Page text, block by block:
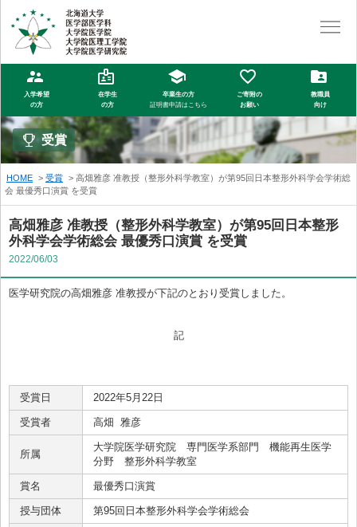
入学希望
の方
在学生
の方
卒業生の方
証明書申請はこちら
ご寄附の
お願い
教職員
向け
受賞
HOME 受賞
高畑雅彦 准教授（整形外科学教室）が第95回日本整形外科学会学術総
会 最優秀口演賞 を受賞
高畑雅彦 准教授（整形外科学教室）が第95回日本整形
外科学会学術総会 最優秀口演賞 を受賞
2022/06/03
医学研究院の高畑雅彦 准教授が下記のとおり受賞しました。
記
受賞日 2022年5月22日
受賞者 高畑 雅彦
所属
大学院医学研究院 専門医学系部門 機能再生医学
分野 整形外科学教室
賞名 最優秀口演賞
授与団体 第95回日本整形外科学会学術総会